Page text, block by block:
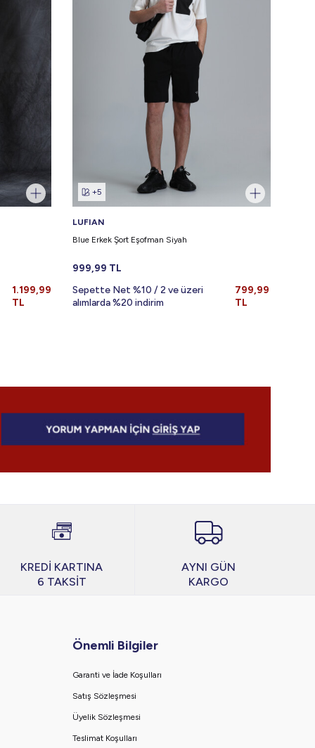
1.199,99
TL
+5
LUFIAN
Blue Erkek Şort Eşofman Siyah
999,99 TL
Sepette Net %10 / 2 ve üzeri
alımlarda %20 indirim
799,99
TL
KREDİ KARTINA
6 TAKSİT
AYNI GÜN
KARGO
Önemli Bilgiler
Garanti ve İade Koşulları
Satış Sözleşmesi
Üyelik Sözleşmesi
Teslimat Koşulları